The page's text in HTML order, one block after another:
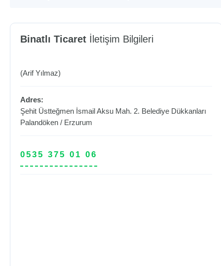
Binatlı Ticaret İletişim Bilgileri
(Arif Yılmaz)
Adres:
Şehit Üstteğmen İsmail Aksu Mah. 2. Belediye Dükkanları
Palandöken / Erzurum
0535 375 01 06